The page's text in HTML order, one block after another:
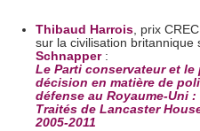
notre site avec nos
publicité et d'analyse, qui
d'autres informations que
ont collectées lors de votre
Thibaud Harrois, prix
sur la civilisation britannique
Schnapper:
Le Parti conservateur et
décision en matière de
défense au Royaume-Uni
Traités de Lancaster
2005-2011